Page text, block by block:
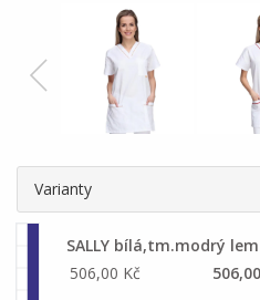
Varianty
SALLY bílá,tm.modrý lem
506,00 Kč